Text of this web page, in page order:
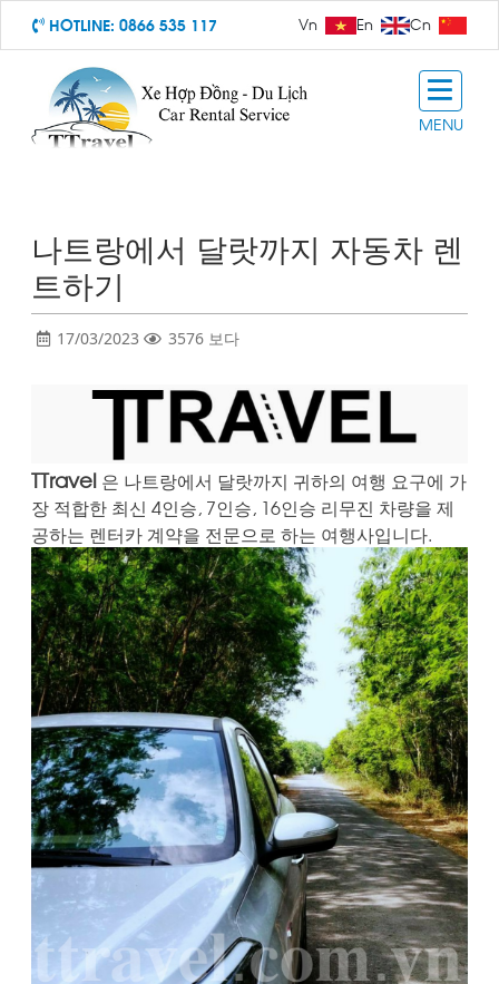
HOTLINE:0866 535 117 Vn En Cn
MENU
나트랑에서 달랏까지 자동차 렌
트하기
17/03/2023 3576 보다
TTravel 은 나트랑에서 달랏까지 귀하의 여행 요구에 가
장 적합한 최신 4인승, 7인승, 16인승 리무진 차량을 제
공하는 렌터카 계약을 전문으로 하는 여행사입니다.